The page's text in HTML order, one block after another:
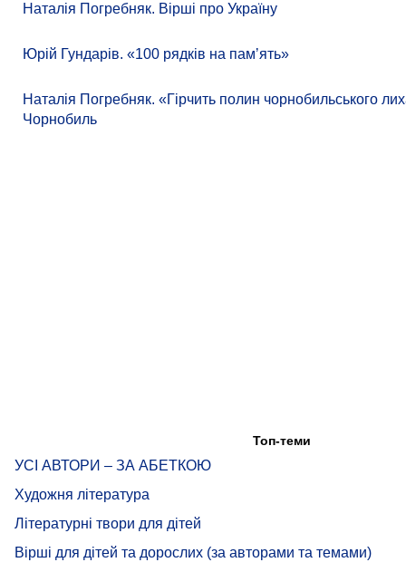
Наталія Погребняк. Вірші про Україну
Юрій Гундарів. «100 рядків на памʼять»
Наталія Погребняк. «Гірчить полин чорнобильського
Чорнобиль
Топ-теми
УСІ АВТОРИ – ЗА АБЕТКОЮ
Художня література
Літературні твори для дітей
Вірші для дітей та дорослих (за авторами та темами)